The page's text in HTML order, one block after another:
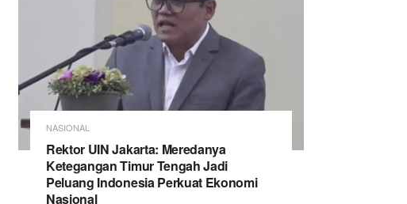
NASIONAL
Rektor UIN Jakarta: Meredanya
Ketegangan Timur Tengah Jadi
Peluang Indonesia Perkuat Ekonomi
Nasional